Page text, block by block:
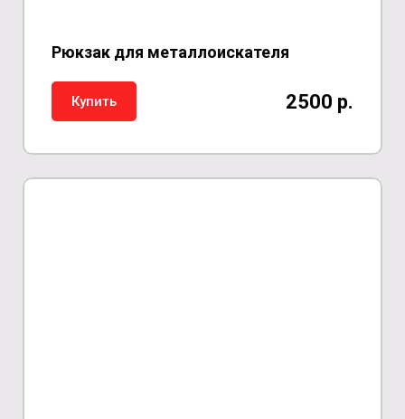
Рюкзак для металлоискателя
Купить 2500 р.